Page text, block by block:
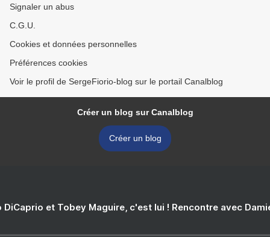
Signaler un abus
C.G.U.
Cookies et données personnelles
Préférences cookies
Voir le profil de SergeFiorio-blog sur le portail Canalblog
Créer un blog sur Canalblog
Créer un blog
DiCaprio et Tobey Maguire, c'est lui ! Rencontre avec